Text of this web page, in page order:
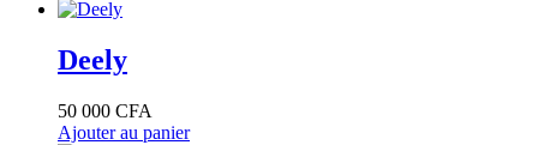
Deely
50 000 CFA
Ajouter au panier